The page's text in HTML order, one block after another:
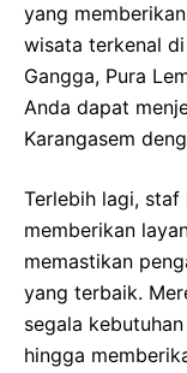
yang
wisata terkenal
Gangga, Pura
Anda dapat
Karangasem
Terlebih lagi, staf
memberikan
memastikan
yang terbaik.
segala
hingga